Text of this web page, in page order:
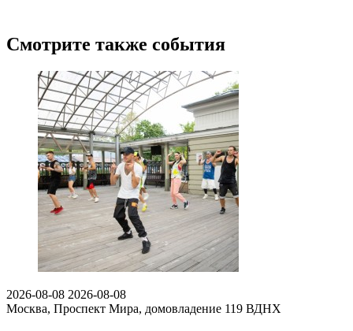
Смотрите также события
2026-08-08 2026-08-08
Москва, Проспект Мира, домовладение 119 ВДНХ